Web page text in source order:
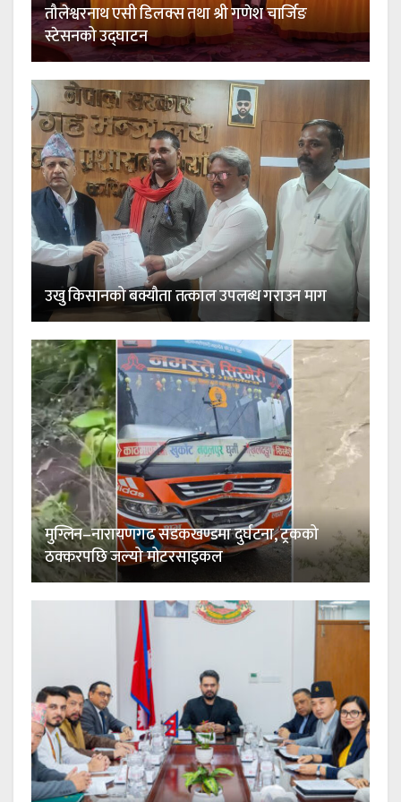
तौलेश्वरनाथ एसी डिलक्स तथा श्री गणेश चार्जिङ
स्टेसनको उद्घाटन
उखु किसानको बक्यौता तत्काल उपलब्ध गराउन माग
मुग्लिन–नारायणगढ सडकखण्डमा दुर्घटना, ट्रकको
ठक्करपछि जल्यो मोटरसाइकल